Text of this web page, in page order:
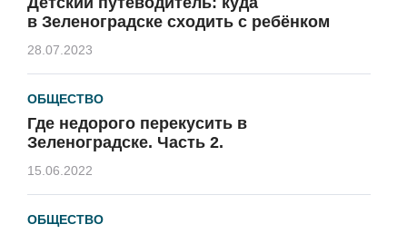
в Зеленоградске сходить с ребёнком
28.07.2023
ОБЩЕСТВО
Где недорого перекусить в
Зеленоградске. Часть 2.
15.06.2022
ОБЩЕСТВО